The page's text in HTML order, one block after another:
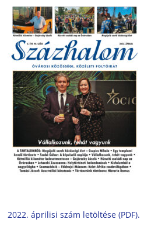
2022. áprilisi szám letöltése (PDF).